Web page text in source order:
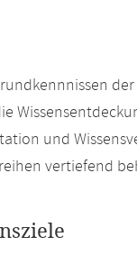
der
und
vertiefend